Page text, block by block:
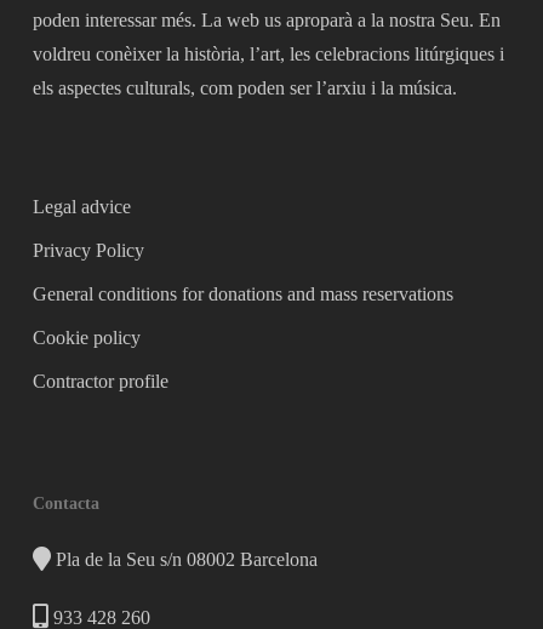
poden interessar més. La web us aproparà a la nostra Seu. En
voldreu conèixer la història, l’art, les celebracions litúrgiques i
els aspectes culturals, com poden ser l’arxiu i la música.
Legal advice
Privacy Policy
General conditions for donations and mass reservations
Cookie policy
Contractor profile
Contacta
Pla de la Seu s/n 08002 Barcelona
933 428 260